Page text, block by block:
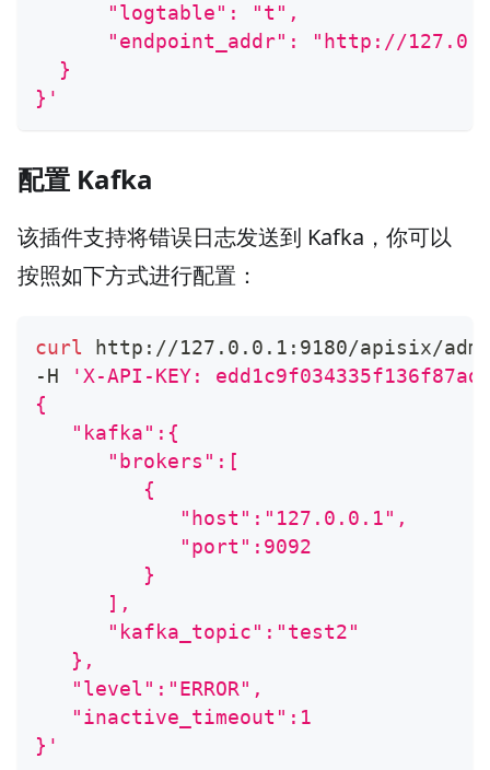
      "logtable": "t",
"endpoint_addr": "http://
  }
}'
配置 Kafka
该插件支持将错误日志发送到 Kafka，你可以
按照如下方式进行配置：
curl http://127.0.0.1:9180/apisix/
-H
'X-API-KEY:
{
   "kafka":{
      "brokers":[
         {
            "host":"127.0.0.1",
            "port":9092
         }
      ],
      "kafka_topic":"test2"
   },
   "level":"ERROR",
   "inactive_timeout":1
}'